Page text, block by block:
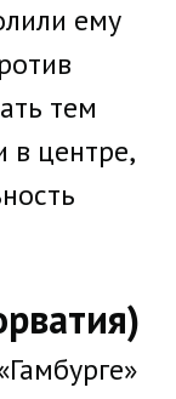
ему
тем
в центре,